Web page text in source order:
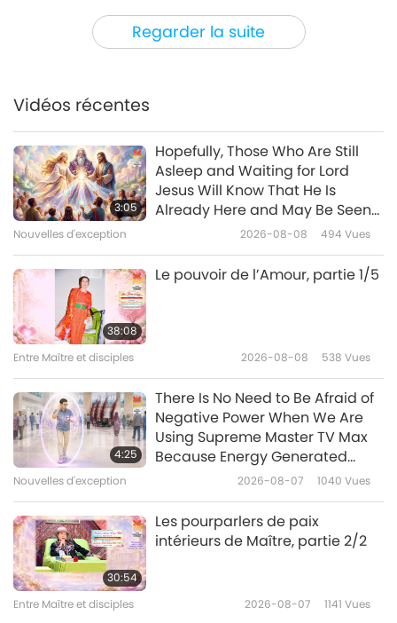
Regarder la suite
2022-06-30
12:59
personnes
14:19
Catherine Kelaher (végane) –
La sauveuse héroïque de
poules-personnes, partie 1/2
Vues
12:10
l’environnement, partie 1/2
14:33
Omowale Adewale (végan) : Un
combattant pacifique pour un
monde juste, partie 1/2
11:55
Nan Sea Love - Une artiste
Vidéos récentes
3:05
Hopefully, Those Who Are Still
Asleep and Waiting for Lord
Jesus Will Know That He Is
Already Here and May Be Seen
on Supreme Master Television
Nouvelles d'exception 2026-08-08 494 Vues
38:08
Le pouvoir de l’Amour, partie 1/5
Entre Maître et disciples 2026-08-08 538 Vues
4:25
There Is No Need to Be Afraid of
Negative Power When We Are
Using Supreme Master TV Max
Because Energy Generated
from It Is Far More Powerful than
Nouvelles d'exception 2026-08-07 1040 Vues
30:54
Les pourparlers de paix
intérieurs de Maître, partie 2/2
Entre Maître et disciples 2026-08-07 1141 Vues